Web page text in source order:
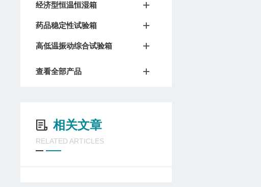
经济型恒温恒湿箱
药品稳定性试验箱
高低温振动综合试验箱
查看全部产品
相关文章
RELATED ARTICLES